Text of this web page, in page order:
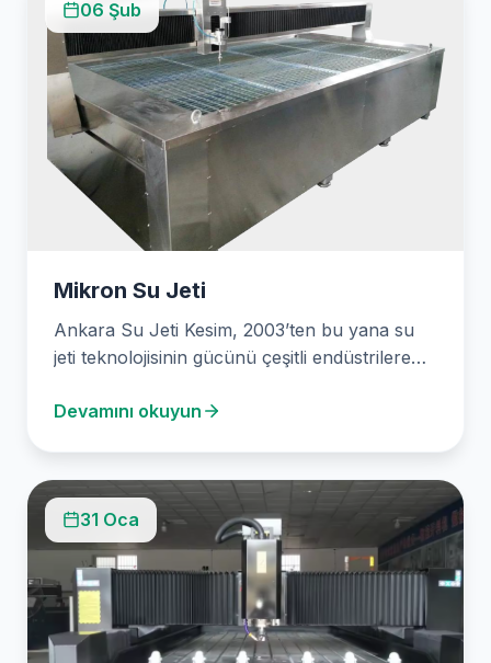
06 Şub
Mikron Su Jeti
Ankara Su Jeti Kesim, 2003’ten bu yana su
jeti teknolojisinin gücünü çeşitli endüstrilere
Devamını okuyun
31 Oca